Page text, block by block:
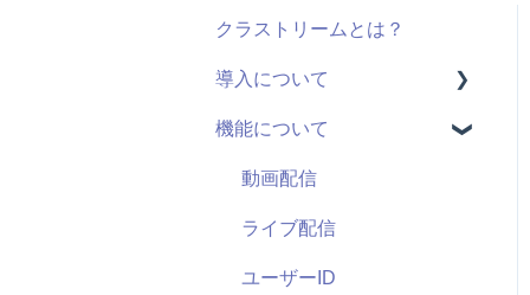
クラストリームとは？
導入について
料金・プラン
機能(導入前)
サービス
導入に向けて
機能について
動画配信
ライブ配信
ユーザーID